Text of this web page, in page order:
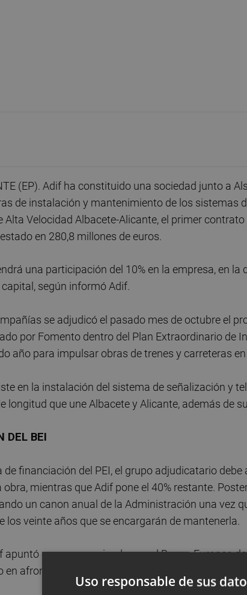
(EP). Adif ha constituido una sociedad junto a
de instalación y mantenimiento de los sistemas
Alta Velocidad Albacete-Alicante, el primer contrato
en 280,8 millones de euros.
una participación del 10% en la empresa, en
según informó Adif.
se adjudicó el pasado mes de octubre el
por Fomento dentro del Plan Extraordinario de
año para impulsar obras de trenes y carreteras
en la instalación del sistema de señalización y
longitud que une Albacete y Alicante, además de
DEL BEI
de financiación del PEI, el grupo adjudicatario
mientras que Adif pone el 40% restante.
un canon anual de la Administración una vez
los veinte años que se encargarán de mantenerla.
apuntó en un comunicado que el Banco Europeo
en afrontar la financiación del proyecto".
Uso responsable de sus